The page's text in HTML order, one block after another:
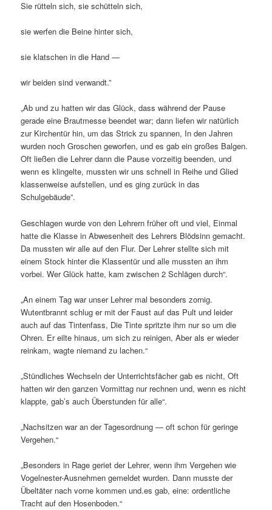
Sie rütteln sich, sie schütteln sich,
sie werfen die Beine hinter sich,
sie klatschen in die Hand —
wir beiden sind verwandt.”
„Ab und zu hatten wir das Glück, dass während der Pause
gerade eine Brautmesse beendet war; dann liefen wir natürlich
zur Kirchentür hin, um das Strick zu spannen, In den Jahren
wurden noch Groschen geworfen, und es gab ein großes Balgen.
Oft ließen die Lehrer dann die Pause vorzeitig beenden, und
wenn es klingelte, mussten wir uns schnell in Reihe und Glied
klassenweise aufstellen, und es ging zurück in das
Schulgebäude”.
Geschlagen wurde von den Lehrern früher oft und viel, Einmal
hatte die Klasse in Abwesenheit des Lehrers Blödsinn gemacht.
Da mussten wir alle auf den Flur. Der Lehrer stellte sich mit
einem Stock hinter die Klassentür und alle mussten an ihm
vorbei. Wer Glück hatte, kam zwischen 2 Schlägen durch“.
„An einem Tag war unser Lehrer mal besonders zornig.
Wutentbrannt schlug er mit der Faust auf das Pult und leider
auch auf das Tintenfass, Die Tinte spritzte ihm nur so um die
Ohren. Er eilte hinaus, um sich zu reinigen, Aber als er wieder
reinkam, wagte niemand zu lachen.“
„Stündliches Wechseln der Unterrichtsfächer gab es nicht, Oft
hatten wir den ganzen Vormittag nur rechnen und, wenn es nicht
klappte, gab’s auch Überstunden für alle“.
„Nachsitzen war an der Tagesordnung — oft schon für geringe
Vergehen.“
„Besonders in Rage geriet der Lehrer‚ wenn ihm Vergehen wie
Vogelnester-Ausnehmen gemeldet wurden. Dann musste der
Übeltäter nach vorne kommen und.es gab, eine: ordentliche
Tracht auf den Hosenboden.“